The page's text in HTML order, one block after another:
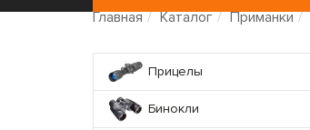
Главная Каталог Приманки
Прицелы
Бинокли